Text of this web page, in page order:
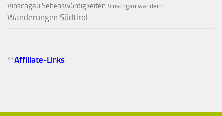
Vinschgau Sehenswürdigkeiten Vinschgau wandern
Wanderungen Südtirol
**Affiliate-Links